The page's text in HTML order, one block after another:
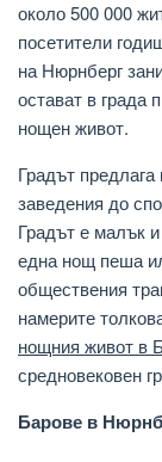
около 500 000
посетители
на Нюрнберг
остават в града
нощен живот.
Градът
заведения до
Градът е малък
една нощ пеша
обществения
намерите
нощния живот в
средновековен
Барове в